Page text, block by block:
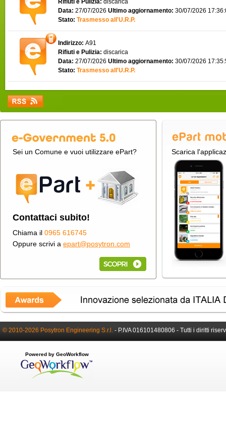
Rifiuti e Pulizia: discarica
Data: 27/07/2026 Ultimo aggiornamento: 30/07/2026
Stato: Trasmesso all'U.R.P.
Indirizzo: A91
Rifiuti e Pulizia: discarica
Data: 27/07/2026 Ultimo aggiornamento: 30/07/2026
Stato: Trasmesso all'U.R.P.
Sei un Comune e vuoi utilizzare ePart?
Contattaci subito!
Chiama il 0965 616745
Oppure scrivi a epart@posytron.com
Scarica
© 2010-2026 Posytron Engineering S.r.l. - P.IVA 016101480806 - Tutti i diritti
Powered by GeoWorkflow